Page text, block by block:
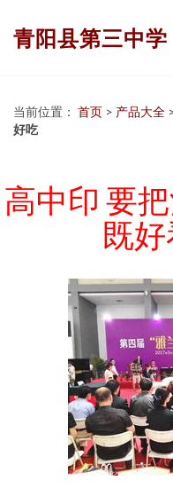
青阳县第三中学
当前位置： 首页 > 产品大全
好吃
高中印 要
既